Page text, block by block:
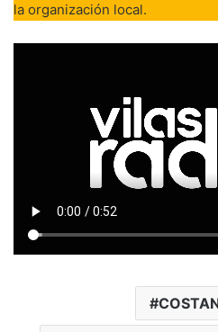
la organización local.